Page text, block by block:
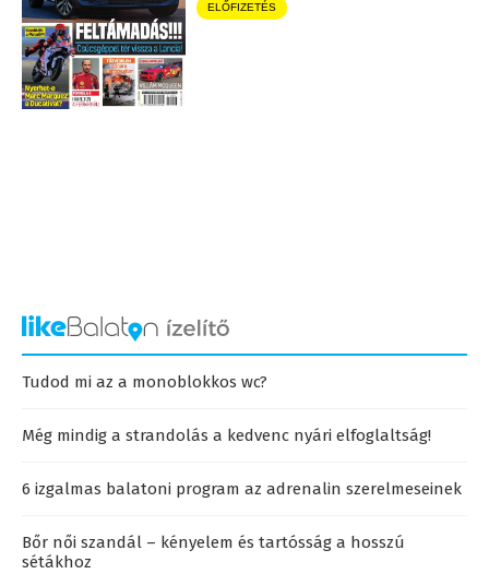
ELŐFIZETÉS
Tudod mi az a monoblokkos wc?
Még mindig a strandolás a kedvenc nyári elfoglaltság!
6 izgalmas balatoni program az adrenalin szerelmeseinek
Bőr női szandál – kényelem és tartósság a hosszú
sétákhoz